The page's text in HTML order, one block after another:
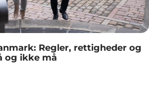
Regler, rettigheder og
og ikke må